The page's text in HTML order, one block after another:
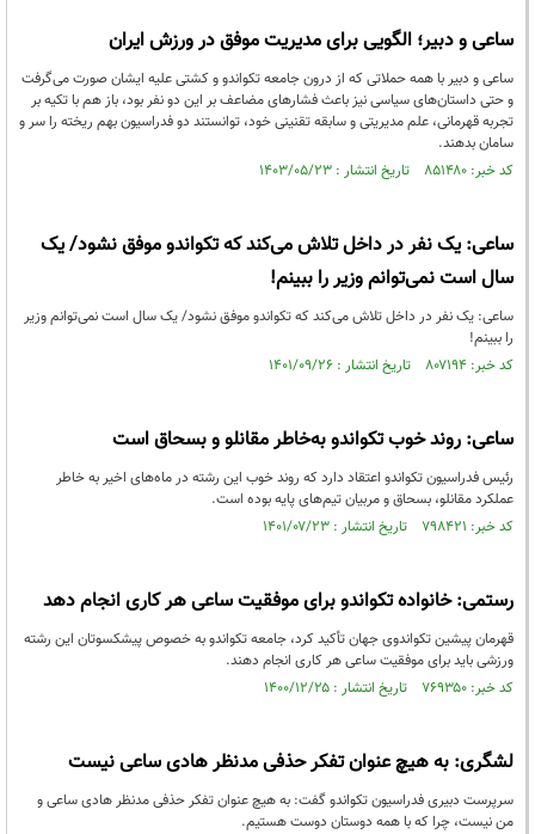
ساعی و دبیر؛ الگویی برای مدیریت موفق در ورزش ایران
ساعی و دبیر با همه حملاتی که از درون جامعه تکواندو و کشتی علیه ایشان صورت می‌گرفت
و حتی داستان‌های سیاسی نیز باعث فشار‌های مضاعف بر این دو نفر بود، باز هم با تکیه بر
تجربه قهرمانی، علم مدیریتی و سابقه تقنینی خود، توانستند دو فدراسیون بهم ریخته را سر و
سامان بدهند.
کد خبر: ۸۵۱۴۸۰ تاریخ انتشار : ۱۴۰۳/۰۵/۲۳
ساعی: یک نفر در داخل تلاش می‌کند که تکواندو موفق نشود/ یک
سال است نمی‌توانم وزیر را ببینم!
ساعی: یک نفر در داخل تلاش می‌کند که تکواندو موفق نشود/ یک سال است نمی‌توانم وزیر
را ببینم!
کد خبر: ۸۰۷۱۹۴ تاریخ انتشار : ۱۴۰۱/۰۹/۲۶
ساعی: روند خوب تکواندو به‌خاطر مقانلو و بسحاق است
رئیس فدراسیون تکواندو اعتقاد دارد که روند خوب این رشته در ماه‌های اخیر به خاطر
عملکرد مقانلو، بسحاق و مربیان تیم‌های پایه بوده است.
کد خبر: ۷۹۸۴۲۱ تاریخ انتشار : ۱۴۰۱/۰۷/۲۳
رستمی: خانواده تکواندو برای موفقیت ساعی هر کاری انجام دهد
قهرمان پیشین تکواندوی جهان تأکید کرد، جامعه تکواندو به خصوص پیشکسوتان این رشته
ورزشی باید برای موفقیت ساعی هر کاری انجام دهند.
کد خبر: ۷۶۹۳۵۰ تاریخ انتشار : ۱۴۰۰/۱۲/۲۵
لشگری: به هیچ عنوان تفکر حذفی مدنظر هادی ساعی نیست
سرپرست دبیری فدراسیون تکواندو گفت: به هیچ عنوان تفکر حذفی مدنظر هادی ساعی و
من نیست، چرا که با همه دوستان دوست هستیم.